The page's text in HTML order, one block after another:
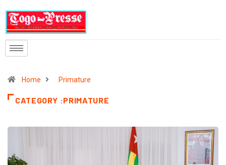
Home Primature
CATEGORY :PRIMATURE